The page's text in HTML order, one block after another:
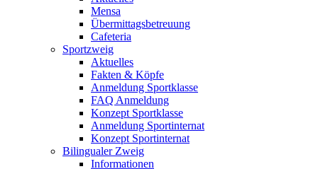
Mensa
Übermittagsbetreuung
Cafeteria
Sportzweig
Aktuelles
Fakten & Köpfe
Anmeldung Sportklasse
FAQ Anmeldung
Konzept Sportklasse
Anmeldung Sportinternat
Konzept Sportinternat
Bilingualer Zweig
Informationen